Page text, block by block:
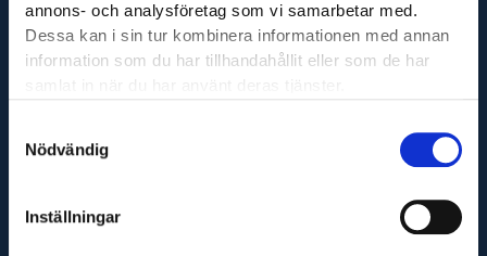
annons- och analysföretag som vi samarbetar med.
Dessa kan i sin tur kombinera informationen med annan
information som du har tillhandahållit eller som de har
Nödvändig
Inställningar
Adress
541 31 Skövde
info@glaj.se